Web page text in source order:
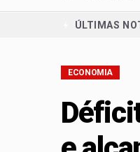
ÚLTIMAS
ECONOMIA